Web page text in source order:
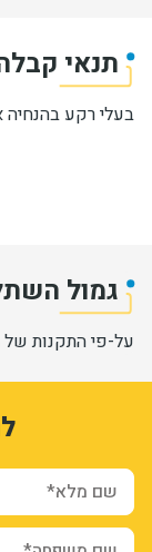
תנאי
בעלי רקע בהנחיה
גמול
על-פי התקנות של
שם מלא*
שם משפחה*